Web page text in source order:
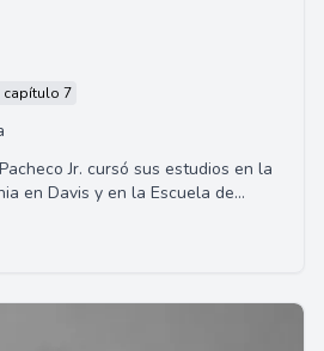
capítulo 7
Jr. cursó sus estudios en la
en Davis y en la Escuela de